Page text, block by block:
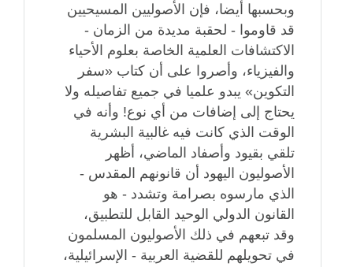
وبحسبها أيضا، فإن الأصوليين المسيحيين
قد قاوموا - لحقبة مديدة من الزمان -
الاكتشافات العلمية الخاصة بعلوم الأحياء
والفيزياء، وأصروا على أن كتاب «سفر
التكوين» يبدو علميا في جميع تفاصيله ولا
يحتاج إلى إضافات من أي نوع! وأنه في
الوقت الذي كانت فيه غالبية البشرية
تلقي بقيود وأصفاد الماضي، أظهر
الأصوليون اليهود أن قانونهم المقدس -
الذي مارسوه بصرامة وتشدد - هو
القانون الدولي الوحيد القابل للتطبيق،
وقد تبعهم في ذلك الأصوليون المسلمون
في تحويلهم للقضية العربية - الإسرائيلية،